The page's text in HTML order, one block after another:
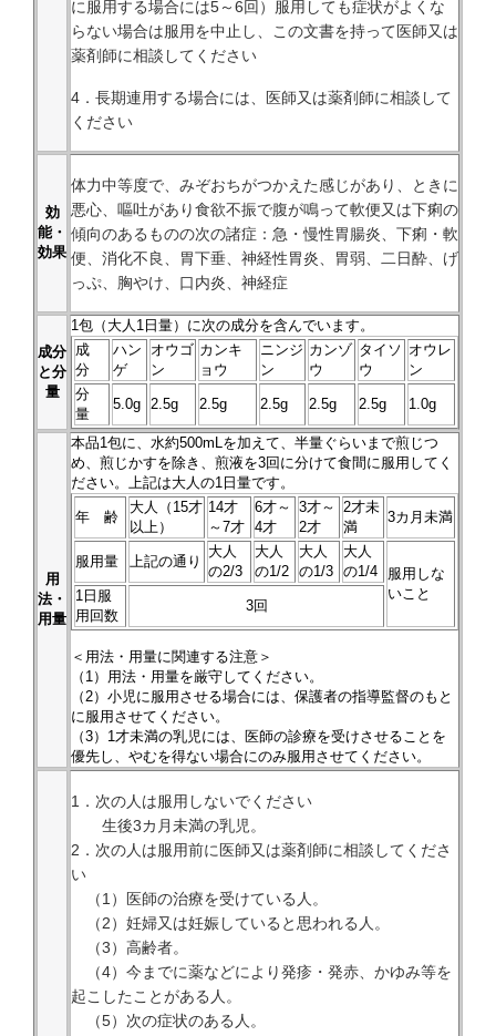
に服用する場合には5～6回）服用しても症状がよくな
らない場合は服用を中止し、この文書を持って医師又は
薬剤師に相談してください
4．長期連用する場合には、医師又は薬剤師に相談して
ください
効
能・
効果
体力中等度で、みぞおちがつかえた感じがあり、ときに
悪心、嘔吐があり食欲不振で腹が鳴って軟便又は下痢の
傾向のあるものの次の諸症：急・慢性胃腸炎、下痢・軟
便、消化不良、胃下垂、神経性胃炎、胃弱、二日酔、げ
っぷ、胸やけ、口内炎、神経症
成分
と分
量
1包（大人1日量）に次の成分を含んでいます。
成
分
ハン
ゲ
オウゴ
ン
カンキ
ョウ
ニンジ
ン
カンゾ
ウ
タイソ
ウ
オウレ
ン
分
量
5.0g 2.5g 2.5g 2.5g 2.5g 2.5g 1.0g
用
法・
用量
本品1包に、水約500mLを加えて、半量ぐらいまで煎じつ
め、煎じかすを除き、煎液を3回に分けて食間に服用してく
ださい。上記は大人の1日量です。
年 齢
大人（15才
以上）
14才
～7才
6才～
4才
3才～
2才
2才未
満
3カ月未満
服用量 上記の通り
大人
の2/3
大人
の1/2
大人
の1/3
大人
の1/4
服用しな
いこと
1日服
用回数
3回
＜用法・用量に関連する注意＞
（1）用法・用量を厳守してください。
（2）小児に服用させる場合には、保護者の指導監督のもと
に服用させてください。
（3）1才未満の乳児には、医師の診療を受けさせることを
優先し、やむを得ない場合にのみ服用させてください。
1．次の人は服用しないでください
生後3カ月未満の乳児。
2．次の人は服用前に医師又は薬剤師に相談してくださ
い
（1）医師の治療を受けている人。
（2）妊婦又は妊娠していると思われる人。
（3）高齢者。
（4）今までに薬などにより発疹・発赤、かゆみ等を
起こしたことがある人。
（5）次の症状のある人。